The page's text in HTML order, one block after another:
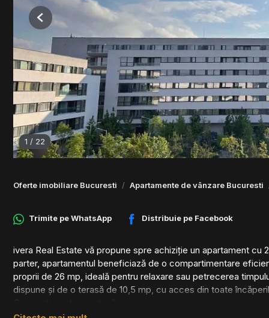
1 / 22
Previous
Oferte imobiliare Bucuresti Apartamente de vânzare Bucuresti
Trimite peWhatsApp Distribuie pe Facebook
ivera Real Estate vă propune spre achiziție un apartament
parter, apartamentul beneficiază de o compartimentare
proprii de 26 mp, ideală pentru relaxare sau petrecerea
dispune și de o terasă de 10,5 mp, cu acces din toate